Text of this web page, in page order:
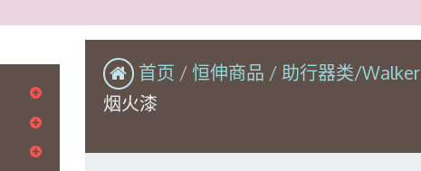
首页 恒伸商品 助行器类/Walker
烟火漆